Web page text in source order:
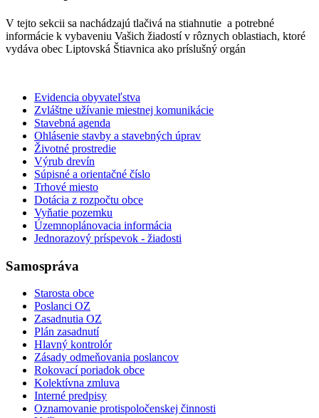
V tejto sekcii sa nachádzajú tlačivá na stiahnutie a potrebné
informácie k vybaveniu Vašich žiadostí v rôznych oblastiach, ktoré
vydáva obec Liptovská Štiavnica ako príslušný orgán
Evidencia obyvateľstva
Zvláštne užívanie miestnej komunikácie
Stavebná agenda
Ohlásenie stavby a stavebných úprav
Životné prostredie
Výrub drevín
Súpisné a orientačné číslo
Trhové miesto
Dotácia z rozpočtu obce
Vyňatie pozemku
Územnoplánovacia informácia
Jednorazový príspevok - žiadosti
Samospráva
Starosta obce
Poslanci OZ
Zasadnutia OZ
Plán zasadnutí
Hlavný kontrolór
Zásady odmeňovania poslancov
Rokovací poriadok obce
Kolektívna zmluva
Interné predpisy
Oznamovanie protispoločenskej činnosti